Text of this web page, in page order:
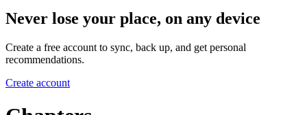
Never lose your place, on any device
Create a free account to sync, back up, and get personal
recommendations.
Create account